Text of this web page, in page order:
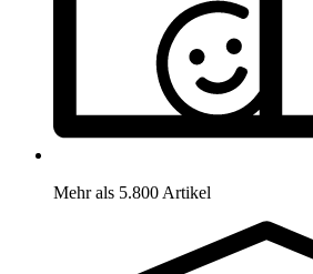
Mehr als 5.800 Artikel